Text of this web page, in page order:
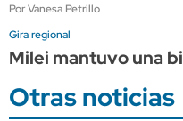
Por Vanesa Petrillo
Gira regional
Milei mantuvo una
Otras noticias